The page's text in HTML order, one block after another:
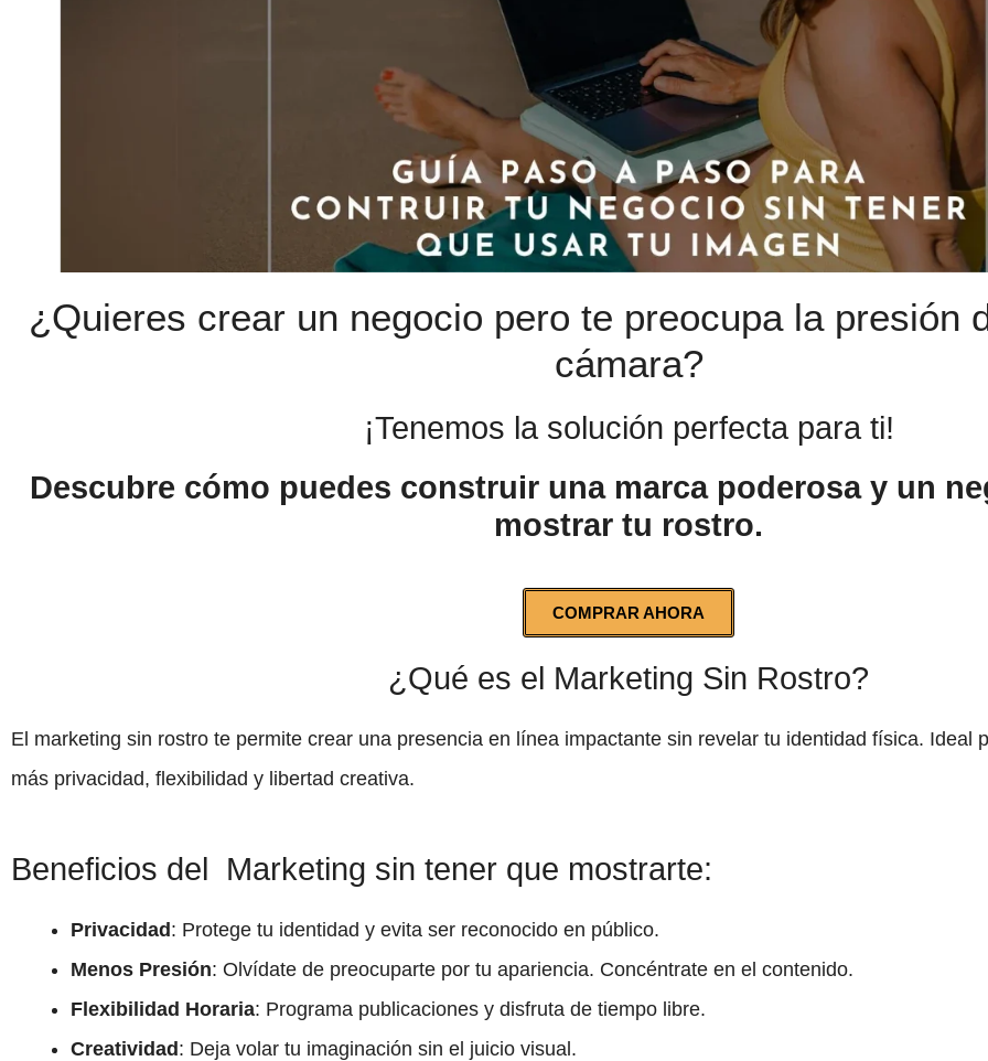
¿Quieres crear un negocio pero te preocupa la presión
cámara?
¡Tenemos la solución perfecta para ti!
Descubre cómo puedes construir una marca poderosa y un
mostrar tu rostro.
COMPRAR AHORA
¿Qué es el Marketing Sin Rostro?
El marketing sin rostro te permite crear una presencia en línea impactante sin revelar tu identidad física. Ideal
más privacidad, flexibilidad y libertad creativa.
Beneficios del Marketing sin tener que mostrarte:
Privacidad: Protege tu identidad y evita ser reconocido en público.
Menos Presión: Olvídate de preocuparte por tu apariencia. Concéntrate en el contenido.
Flexibilidad Horaria: Programa publicaciones y disfruta de tiempo libre.
Creatividad: Deja volar tu imaginación sin el juicio visual.